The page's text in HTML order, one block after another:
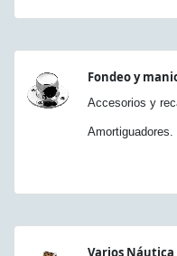
Fondeo y
Accesorios y
Varios Náutica